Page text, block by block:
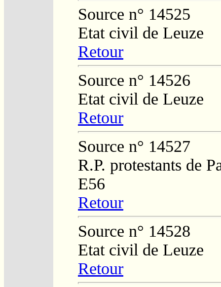
Source n° 14525
Etat civil de Leuze
Retour
Source n° 14526
Etat civil de Leuze
Retour
Source n° 14527
R.P. protestants de
E56
Retour
Source n° 14528
Etat civil de Leuze
Retour